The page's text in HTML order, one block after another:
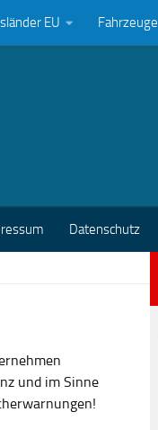
EU Fahrzeuge
Datenschutz
und im Sinne